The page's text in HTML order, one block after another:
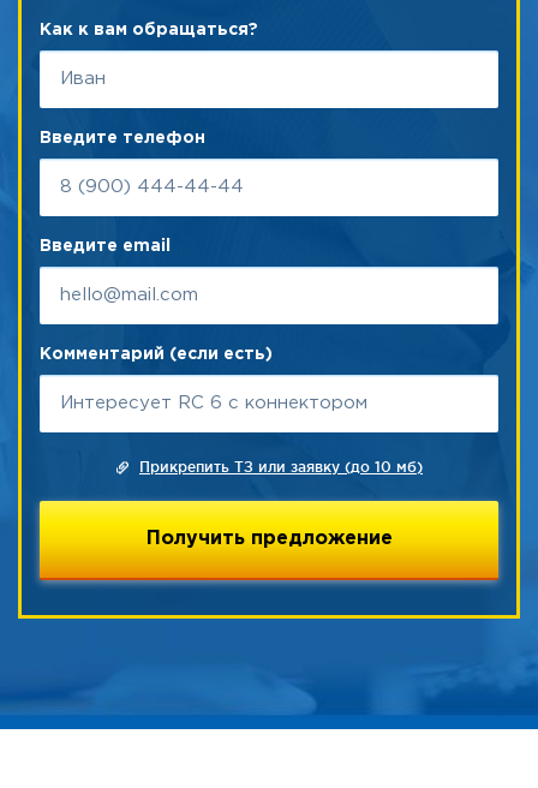
Как к вам обращаться?
Введите телефон
Введите email
Комментарий (если есть)
Прикрепить ТЗ или заявку (до 10 мб)